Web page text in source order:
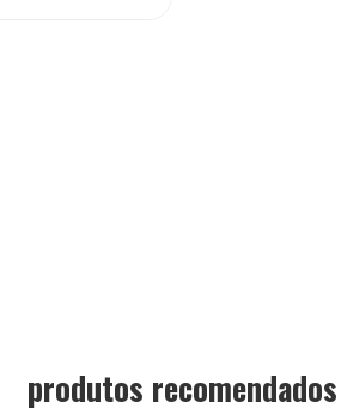
produtos recomendados